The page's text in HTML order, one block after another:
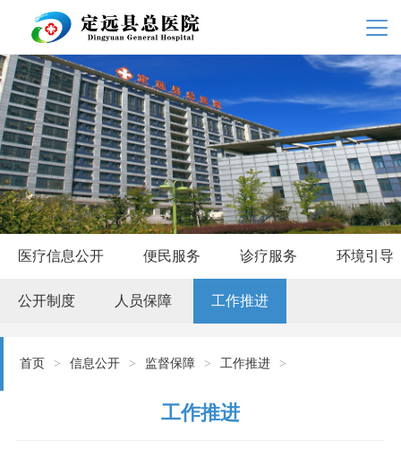
医疗信息公开 便民服务 诊疗服务 环境引导
公开制度 人员保障 工作推进
首页 > 信息公开 > 监督保障 > 工作推进 >
工作推进